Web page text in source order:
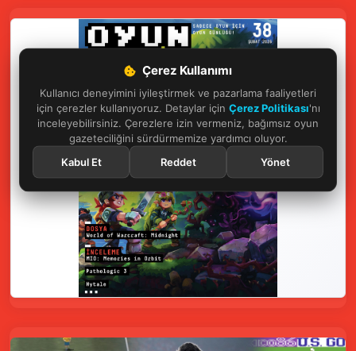
Çerez Kullanımı
Kullanıcı deneyimini iyileştirmek ve pazarlama faaliyetleri
için çerezler kullanıyoruz. Detaylar için Çerez Politikası'nı
inceleyebilirsiniz. Çerezlere izin vermeniz, bağımsız oyun
gazeteciliğini sürdürmemize yardımcı oluyor.
Kabul Et
Reddet Yönet